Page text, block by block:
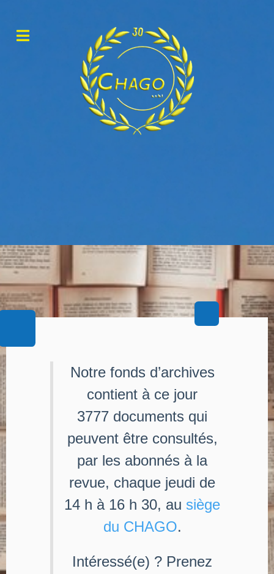
Notre fonds d’archives
contient à ce jour
3777 documents qui
peuvent être consultés,
par les abonnés à la
revue, chaque jeudi de
14 h à 16 h 30, au siège
du CHAGO.
Intéressé(e) ? Prenez